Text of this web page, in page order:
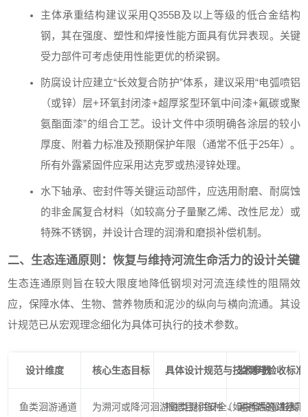
主体承重结构建议采用Q355B及以上等级的低合金结构
钢，其在强度、塑性和焊接性能方面具有优异表现。关键
受力部件可考虑使用性能更优的桥梁钢。
防腐设计应建立“长效复合防护”体系，建议采用“电弧喷铝
（或锌）层+环氧封闭漆+超厚浆型环氧中间漆+氟碳或聚
氨酯面漆”的组合工艺。设计文件中须明确各涂层的较小
厚度、附着力标准及预期保护年限（通常不低于25年）。
所有外露紧固件应采用达克罗或热浸锌处理。
水下轴承、密封件等关键运动部件，应选用耐磨、耐腐蚀
的非金属复合材料（如较高分子量聚乙烯、改性尼龙）或
特殊不锈钢，并设计合理的润滑和磨损补偿机制。
二、生态连通原则：恢复与维持河流生命活力的设计关键
生态连通原则旨在较大限度地降低钢坝对河流连续性的阻隔效
应，保障水体、生物、营养物质和泥沙的纵向与横向流通。其设
计规范已从宏观理念细化为具体可执行的技术参数。
设计维度 核心生态目标 具体设计规范与技术参数
监测与验收标准
鱼类洄游通道 为溯河或降河洄游鱼类提供安全、可通达的路径。
根据目标鱼种（如中华鲟、鲑鳟
运行后通过水